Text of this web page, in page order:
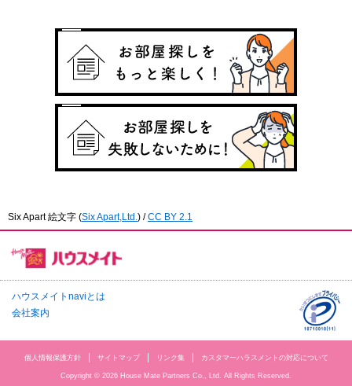
Six Apart 絵文字 (Six Apart,Ltd. ) /CC BY 2.1
ハウスメイトnaviとは
会社案内
個人情報保護方針 サイトマップ リンク集 カスタマーハラスメントの対応について
Copyright © 2026 House Mate Partners Co., Ltd. All Rights Reserved.